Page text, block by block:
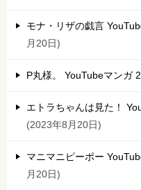
モナ・リザの戯言
月20日
P丸様。 YouTubeマンガ
エトラちゃんは見た！
2023年8月20日
マニマニピーポー
月20日